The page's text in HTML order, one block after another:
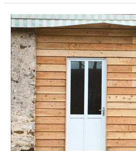
Habillage
d’une
dépendance
en
bois